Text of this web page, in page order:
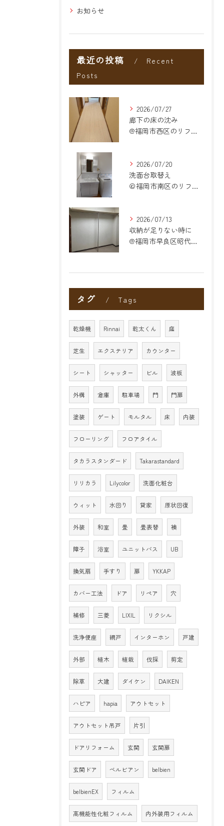
お知らせ
最近の投稿
Recent
Posts
2026/07/27
廊下の床の沈み
@福岡市西区のリフォーム
2026/07/20
洗面台取替え
＠福岡市南区のリフォーム
2026/07/13
収納が足りない時に
@福岡市早良区昭代のリフォーム
タグ Tags
乾燥機 Rinnai 乾太くん 庭
芝生 エクステリア カウンター
シート シャッター ビル 波板
外構 倉庫 駐車場 門 門扉
塗装 ゲート モルタル 床 内装
フローリング フロアタイル
タカラスタンダード Takarastandard
リリカラ Lilycolor 洗面化粧台
ウィット 水回り 貸家 原状回復
外装 和室 畳 畳表替 襖
障子 浴室 ユニットバス UB
換気扇 手すり 扉 YKKAP
カバー工法 ドア リペア 穴
補修 三菱 LIXIL リクシル
洗浄便座 網戸 インターホン 戸建
外部 植木 植栽 伐採 剪定
除草 大建 ダイケン DAIKEN
ハピア hapia アウトセット
アウトセット吊戸 片引
ドアリフォーム 玄関 玄関扉
玄関ドア ベルビアン belbien
belbienEX フィルム
高機能性化粧フィルム 内外装用フィルム